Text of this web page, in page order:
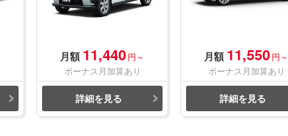
月額 11,440円～
ボーナス月加算あり
詳細を見る
月額 11,550円～
ボーナス月加算あり
詳細を見る